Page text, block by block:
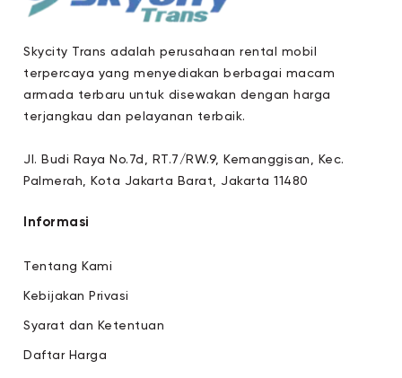
Skycity Trans adalah perusahaan rental mobil
terpercaya yang menyediakan berbagai macam
armada terbaru untuk disewakan dengan harga
terjangkau dan pelayanan terbaik.
Jl. Budi Raya No.7d, RT.7/RW.9, Kemanggisan, Kec.
Palmerah, Kota Jakarta Barat, Jakarta 11480
Informasi
Tentang Kami
Kebijakan Privasi
Syarat dan Ketentuan
Daftar Harga